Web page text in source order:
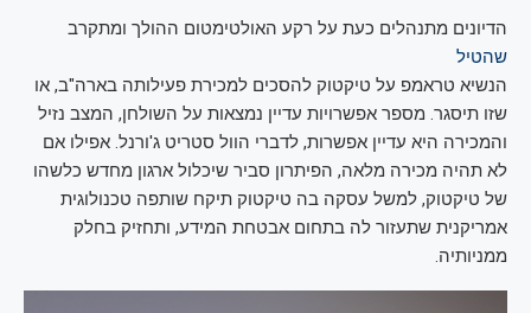
הדיונים מתנהלים כעת על רקע האולטימטום ההולך ומתקרב
שהטיל
הנשיא טראמפ על טיקטוק להסכים למכירת פעילותה בארה"ב, או
שזו תיסגר. מספר אפשרויות עדיין נמצאות על השולחן, המצב נזיל
והמכירה היא עדיין אפשרות, לדברי הוול סטריט ג'ורנל. אפילו אם
לא תהיה מכירה מלאה, הפיתרון סביר שיכלול ארגון מחדש כלשהו
של טיקטוק, למשל עסקה בה טיקטוק תיקח שותפה טכנולוגית
אמריקנית שתעזור לה בתחום אבטחת המידע, ותחזיק בחלק
ממניותיה.